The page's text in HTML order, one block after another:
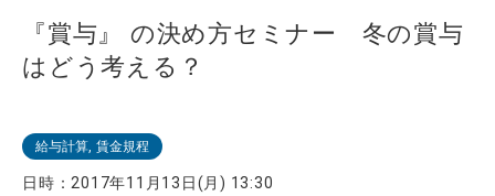
『賞与』 の決め方セミナー 冬の賞与
はどう考える？
給与計算, 賃金規程
日時： 2017年11月13日(月) 13:30